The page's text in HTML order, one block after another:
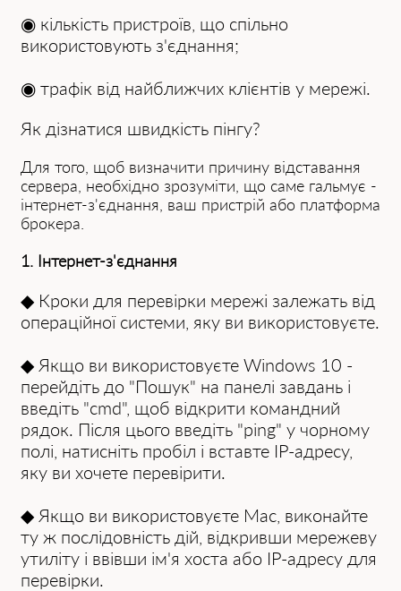
◉ кількість пристроїв, що спільно
використовують з'єднання;
◉ трафік від найближчих клієнтів у мережі.
Як дізнатися швидкість пінгу?
Для того, щоб визначити причину відставання
сервера, необхідно зрозуміти, що саме гальмує -
інтернет-з'єднання, ваш пристрій або платформа
брокера.
1. Інтернет-з'єднання
◆ Кроки для перевірки мережі залежать від
операційної системи, яку ви використовуєте.
◆ Якщо ви використовуєте Windows 10 -
перейдіть до "Пошук" на панелі завдань і
введіть "cmd", щоб відкрити командний
рядок. Після цього введіть "ping" у чорному
полі, натисніть пробіл і вставте IP-адресу,
яку ви хочете перевірити.
◆ Якщо ви використовуєте Mac, виконайте
ту ж послідовність дій, відкривши мережеву
утиліту і ввівши ім'я хоста або IP-адресу для
перевірки.